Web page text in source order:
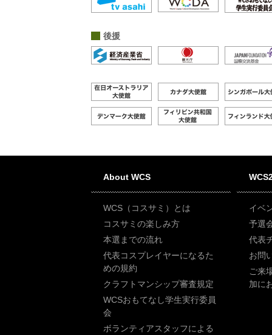
後援
About WCS
WCS（コスサミ）とは
コスサミの楽しみ方
本選までの流れ
代表コスプレイヤーになるた
めの規約
クラフトマンシップ審査規定
WCSおもてなし学生実行委員
会
ボランティアスタッフによる
イベ
予選
代表
お問
ご来
加に